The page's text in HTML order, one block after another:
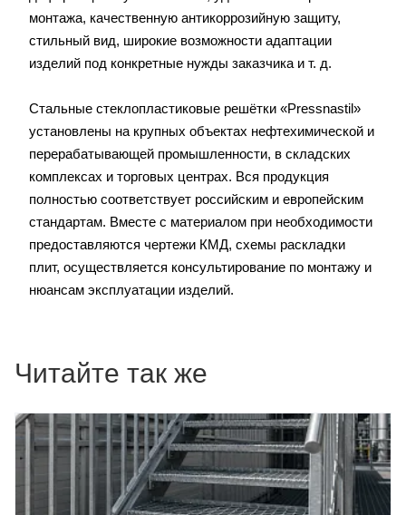
монтажа, качественную антикоррозийную защиту,
стильный вид, широкие возможности адаптации
изделий под конкретные нужды заказчика и т. д.
Стальные стеклопластиковые решётки «Pressnastil»
установлены на крупных объектах нефтехимической и
перерабатывающей промышленности, в складских
комплексах и торговых центрах. Вся продукция
полностью соответствует российским и европейским
стандартам. Вместе с материалом при необходимости
предоставляются чертежи КМД, схемы раскладки
плит, осуществляется консультирование по монтажу и
нюансам эксплуатации изделий.
Читайте так же